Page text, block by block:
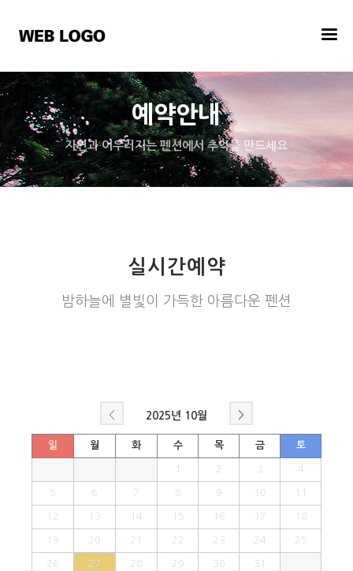
예약안내
자연과 어우러지는 펜션에서 추억을 만드세요
실시간예약
밤하늘에 별빛이 가득한 아름다운 펜션
< 2025년 10월 >
일 월 화 수 목 금 토
1 2 3 4
5 6 7 8 9 10 11
12 13 14 15 16 17 18
19 20 21 22 23 24 25
26 27 28 29 30 31